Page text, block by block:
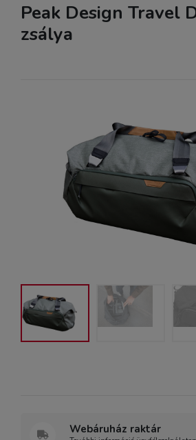
Peak Design Travel
zsálya
Webáruház raktár